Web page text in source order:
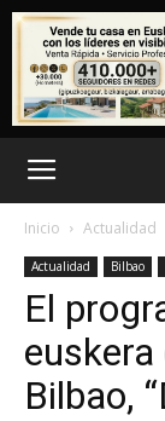
Inicio Actualidad
Actualidad Bilbao
El
Bilbao,